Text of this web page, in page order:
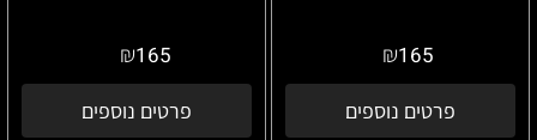
₪165
פרטים נוספים
₪165
פרטים נוספים